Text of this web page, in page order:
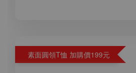
素面圓領T恤 加購價199元